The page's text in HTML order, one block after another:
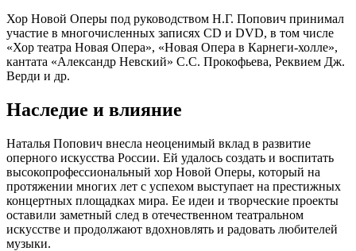
Хор Новой Оперы под руководством Н.Г. Попович принимал
участие в многочисленных записях CD и DVD, в том числе
«Хор театра Новая Опера», «Новая Опера в Карнеги-холле»,
кантата «Александр Невский» С.С. Прокофьева, Реквием Дж.
Верди и др.
Наследие и влияние
Наталья Попович внесла неоценимый вклад в развитие
оперного искусства России. Ей удалось создать и воспитать
высокопрофессиональный хор Новой Оперы, который на
протяжении многих лет с успехом выступает на престижных
концертных площадках мира. Ее идеи и творческие проекты
оставили заметный след в отечественном театральном
искусстве и продолжают вдохновлять и радовать любителей
музыки.